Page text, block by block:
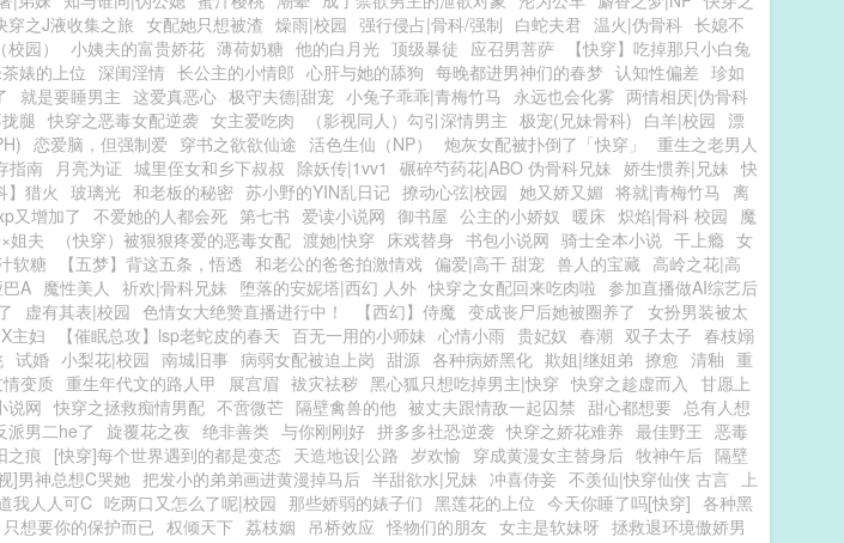
穿之J液收集之旅 女配她只想被渣 燥雨|校园 强行侵占|骨科/强制 白蛇夫君 温火|伪骨科 长媳不
园） 小姨夫的富贵娇花 薄荷奶糖 他的白月光 顶级暴徒 应召男菩萨
【快穿】吃掉那只小白兔
婊的上位 深闺淫情 长公主的小情郎 心肝与她的舔狗 每晚都进男神们的春梦 认知性偏差 珍如
就是要睡男主 这爱真恶心 极守夫德|甜宠 小兔子乖乖|青梅竹马 永远也会化雾 两情相厌|伪骨科
腿 快穿之恶毒女配逆袭 女主爱吃肉 （影视同人）勾引深情男主 极宠(兄妹骨科) 白羊|校园 漂
恋爱脑，但强制爱 穿书之欲欲仙途 活色生仙（NP） 炮灰女配被扑倒了「快穿」
重生之老男人
指南 月亮为证 城里侄女和乡下叔叔 除妖传|1vv1 碾碎芍药花|ABO 伪骨科兄妹 娇生惯养|兄妹 快
】猎火 玻璃光 和老板的秘密 苏小野的YIN乱日记 撩动心弦|校园 她又娇又媚 将就|青梅竹马 离
又增加了 不爱她的人都会死 第七书 爱读小说网 御书屋 公主的小娇奴 暖床 炽焰|骨科 校园 魔
姐夫 （快穿）被狠狠疼爱的恶毒女配 渡她|快穿 床戏替身 书包小说网 骑士全本小说 干上瘾 女
软糖 【五梦】背这五条，悟透 和老公的爸爸拍激情戏 偏爱|高干 甜宠 兽人的宝藏 高岭之花|高
A 魔性美人 祈欢|骨科兄妹 堕落的安妮塔|西幻 人外 快穿之女配回来吃肉啦 参加直播做AI综艺后
虚有其表|校园 色情女大绝赞直播进行中！ 【西幻】侍魔 变成丧尸后她被圈养了 女扮男装被太
主妇 【催眠总攻】lsp老蛇皮的春天 百无一用的小师妹 心情小雨 贵妃奴 春潮 双子太子 春枝嫋
试婚 小梨花|校园 南城旧事 病弱女配被迫上岗 甜源 各种病娇黑化 欺姐|继姐弟 撩愈 清釉 重
变质 重生年代文的路人甲 展宫眉 袚灾祛秽 黑心狐只想吃掉男主|快穿 快穿之趁虚而入 甘愿上
说网 快穿之拯救痴情男配 不啻微芒 隔壁禽兽的他 被丈夫跟情敌一起囚禁 甜心都想要 总有人想
派男二he了 旋覆花之夜 绝非善类 与你刚刚好 拼多多社恐逆袭 快穿之娇花难养 最佳野王 恶毒
之痕 [快穿]每个世界遇到的都是变态 天造地设|公路 岁欢愉 穿成黄漫女主替身后 牧神午后 隔壁
]男神总想C哭她 把发小的弟弟画进黄漫掉马后 半甜欲水|兄妹 冲喜侍妾 不羡仙|快穿仙侠 古言
上
我人人可C 吃两口又怎么了呢|校园 那些娇弱的婊子们 黑莲花的上位 今天你睡了吗[快穿] 各种黑
只想要你的保护而已 权倾天下 荔枝姻 吊桥效应 怪物们的朋友 女主是软妹呀 拯救退环境傲娇男